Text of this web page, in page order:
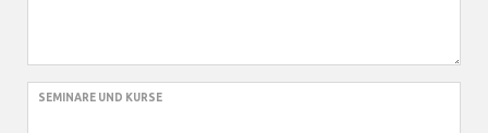
SEMINARE UND KURSE